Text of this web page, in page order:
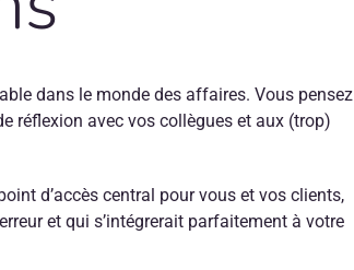
dans le monde des affaires. Vous pensez
réflexion avec vos collègues et aux (trop)
d’accès central pour vous et vos clients,
et qui s’intégrerait parfaitement à votre